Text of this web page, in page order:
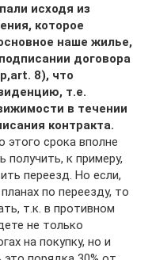
исходя из
которое
наше жилье,
договора
art. 8), что
т.е.
в течении
контракта.
этого срока вполне
к примеру,
переезд. Но если,
по переезду, то
т.к. в противном
не только
на покупку, но и